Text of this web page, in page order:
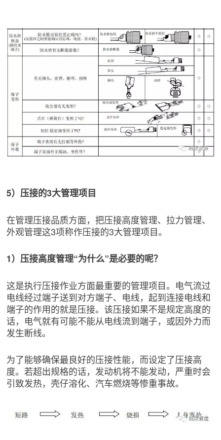
5）压接的3大管理项目
在管理压接品质方面，把压接高度管理、拉力管理、
外观管理这3项称作压接的3大管理项目。
1）压接高度管理“为什么”是必要的呢？
这是执行压接作业方面最重要的管理项目。电气流过
电线经过端子送到对方端子、电线，起到连接电线和
端子的作用的就是压接。该压接如果不是规定高度的
话，电气就有可能不能从电线流到端子，或因外力而
发生断线。
为了能够确保最良好的压接性能，而设定了压接高
度。若超出规格的话，发动机将不能发动，严重时会
引致发热，壳仔溶化、汽车燃烧等惨重事故。